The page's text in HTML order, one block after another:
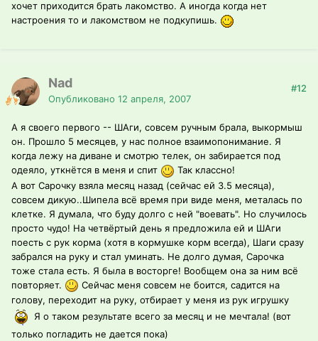
хочет приходится брать лакомство. А иногда когда нет
настроения то и лакомством не подкупишь.
Nad
Опубликовано 12 апреля, 2007
#12
А я своего первого -- ШАги, совсем ручным брала, выкормыш
он. Прошло 5 месяцев, у нас полное взаимопонимание. Я
когда лежу на диване и смотрю телек, он забирается под
одеяло, уткнётся в меня и спит
Так классно!
А вот Сарочку взяла месяц назад (сейчас ей 3.5 месяца),
совсем дикую..Шипела всё время при виде меня, металась по
клетке. Я думала, что буду долго с ней "воевать". Но случилось
просто чудо! На четвёртый день я предложила ей и ШАги
поесть с рук корма (хотя в кормушке корм всегда), Шаги сразу
забрался на руку и стал уминать. Не долго думая, Сарочка
тоже стала есть. Я была в восторге! Вообщем она за ним всё
повторяет.
Сейчас меня совсем не боится, садится на
голову, переходит на руку, отбирает у меня из рук игрушку
Я о таком результате всего за месяц и не мечтала! (вот
только погладить не дается пока)